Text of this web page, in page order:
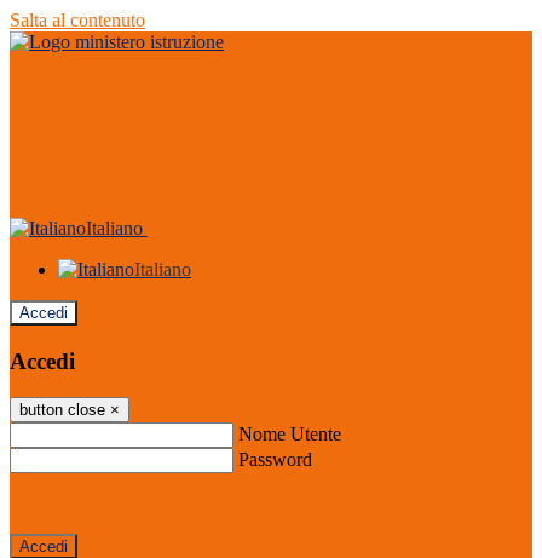
Salta al contenuto
Italiano
Italiano
Accedi
Accedi
button close ×
Nome Utente
Password